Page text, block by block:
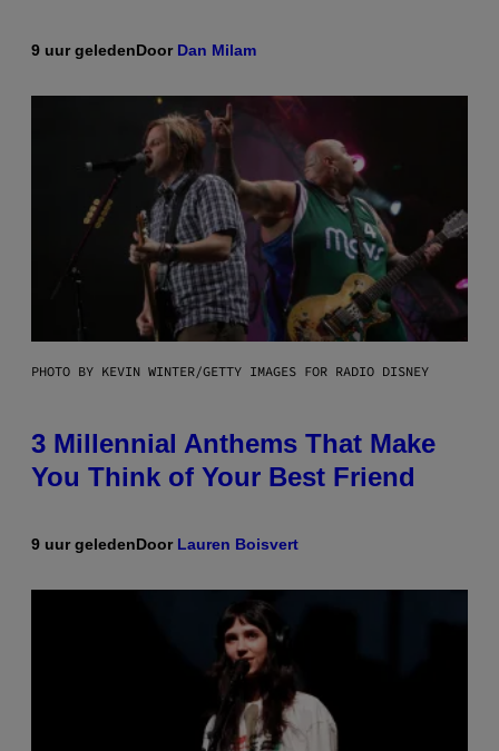
9 uur geledenDoor Dan Milam
PHOTO BY KEVIN WINTER/GETTY IMAGES FOR RADIO DISNEY
3 Millennial Anthems That Make
You Think of Your Best Friend
9 uur geledenDoor Lauren Boisvert